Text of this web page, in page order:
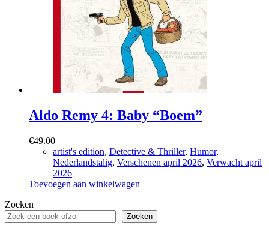
Aldo Remy 4: Baby “Boem”
€49.00
artist's edition, Detective & Thriller, Humor,
Nederlandstalig, Verschenen april 2026, Verwacht april
2026
Toevoegen aan winkelwagen
Zoeken
Zoeken